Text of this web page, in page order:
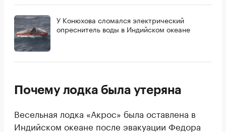
У Конюхова сломался электрический
опреснитель воды в Индийском океане
Почему лодка была утеряна
Весельная лодка «Акрос» была оставлена в
Индийском океане после эвакуации Федора